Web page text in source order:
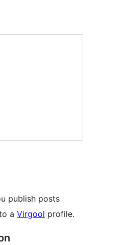
publish posts
a Virgool profile.